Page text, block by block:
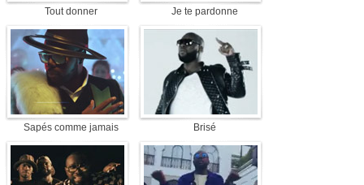
Tout donner Je te pardonne
Sapés comme jamais Brisé